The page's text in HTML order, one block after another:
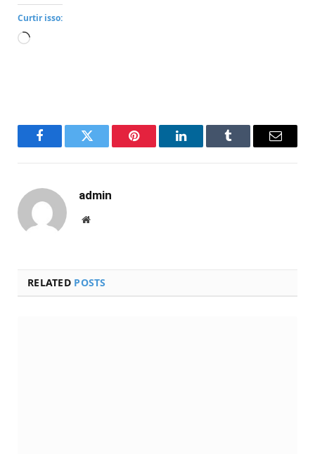
Curtir isso:
Carregando...
FacebookTwitter Pinterest LinkedInTumblr Email
admin
Website
RELATED POSTS